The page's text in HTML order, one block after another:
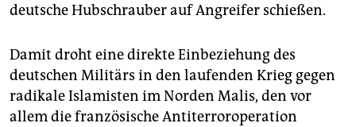
deutsche Hubschrauber auf Angreifer schießen.
Damit droht eine direkte Einbeziehung des
deutschen Militärs in den laufenden Krieg gegen
radikale Islamisten im Norden Malis, den vor
allem die französische Antiterroroperation